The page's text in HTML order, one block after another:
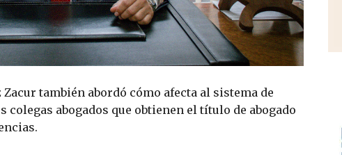
también abordó cómo afecta al sistema de
abogados que obtienen el título de abogado